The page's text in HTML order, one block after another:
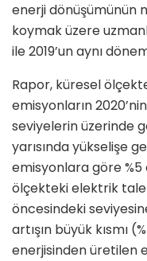
enerji dönüşümünün
koymak üzere
ile 2019’un aynı
Rapor, küresel
emisyonların
seviyelerin üzerinde
yarısında yükselişe
emisyonlara göre %5
ölçekteki elektrik
öncesindeki
artışın büyük kısmı
enerjisinden üretilen